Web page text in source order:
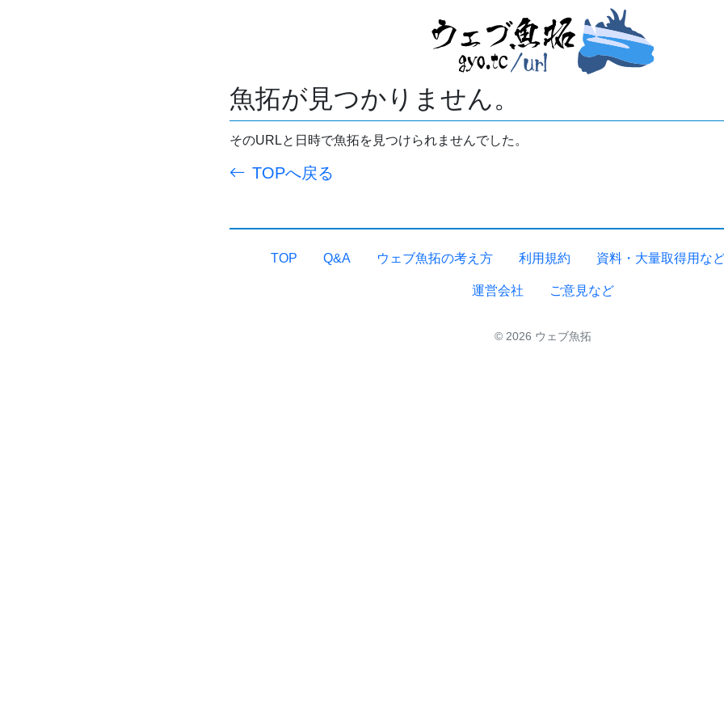
魚拓が見つかりません。
そのURLと日時で魚拓を見つけられませんでした。
TOPへ戻る
TOP Q&A ウェブ魚拓の考え方 利用規約 資料・大量取得用な
運営会社 ご意見など
© 2026 ウェブ魚拓